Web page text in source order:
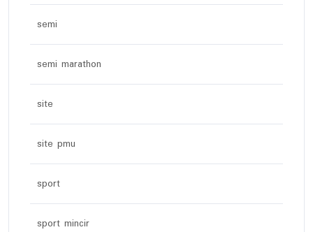
semi
semi marathon
site
site pmu
sport
sport mincir